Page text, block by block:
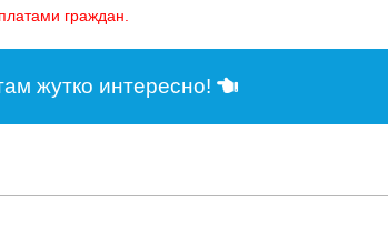
граждан.
жутко интересно!